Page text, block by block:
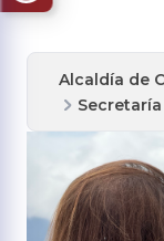
Alcaldía de